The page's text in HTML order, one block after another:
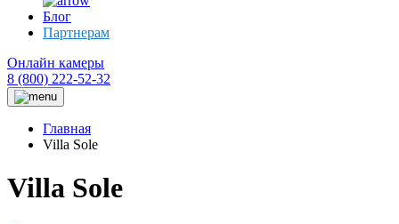
Блог
Партнерам
Онлайн камеры
8 (800) 222-52-32
Главная
Villa Sole
Villa Sole